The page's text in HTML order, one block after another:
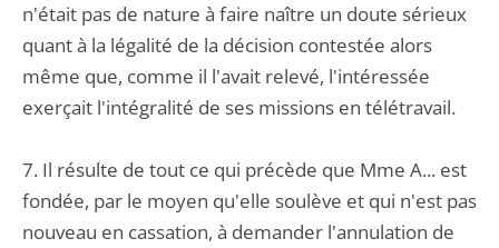
n'était pas de nature à faire naître un doute sérieux
quant à la légalité de la décision contestée alors
même que, comme il l'avait relevé, l'intéressée
exerçait l'intégralité de ses missions en télétravail.
7. Il résulte de tout ce qui précède que Mme A... est
fondée, par le moyen qu'elle soulève et qui n'est pas
nouveau en cassation, à demander l'annulation de